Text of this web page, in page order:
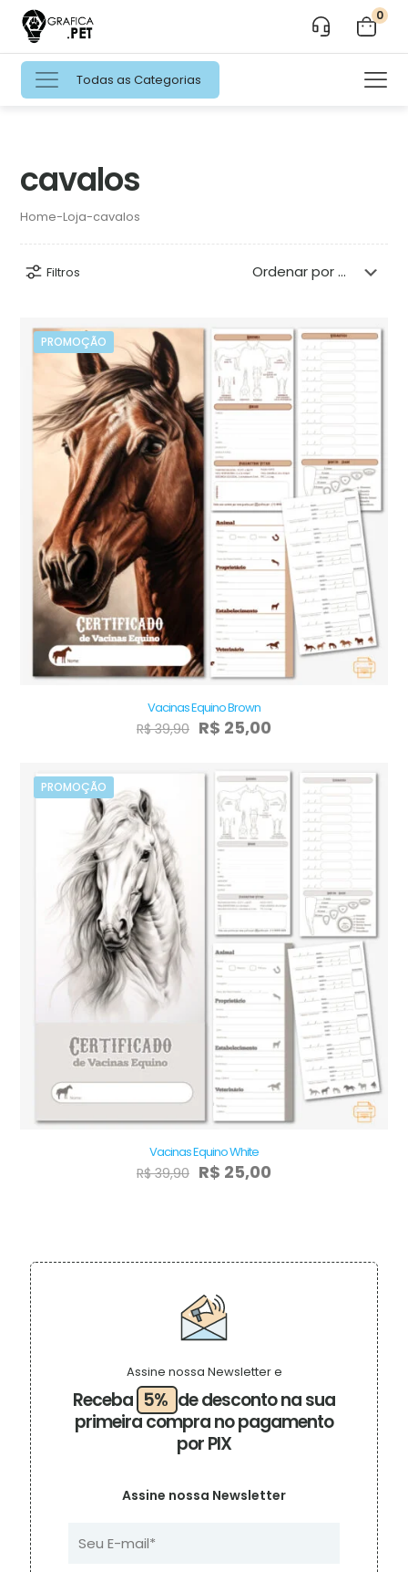
0
Todas as Categorias
cavalos
Home-Loja-cavalos
Filtros
PROMOÇÃO
Vacinas Equino Brown
R$39,90 O
era:
R$ 39,90.
R$ 25,00
é:
R$ 25,00.
PROMOÇÃO
Vacinas Equino White
R$39,90 O
R$ 25,00
Receba 5% de desconto na sua
primeira compra no pagamento
por PIX
Assine nossa Newsletter e
Assine nossa Newsletter